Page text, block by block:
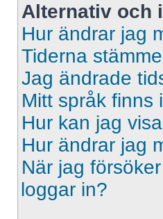
Alternativ och
Hur ändrar jag
Tiderna
Jag ändrade
Mitt språk finns
Hur kan jag
Hur ändrar jag
När jag
loggar in?